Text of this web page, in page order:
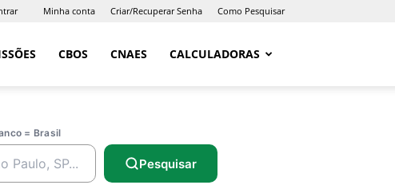
Minha conta Criar/Recuperar Senha Como Pesquisar
CBOS CNAES CALCULADORAS
= Brasil
Pesquisar